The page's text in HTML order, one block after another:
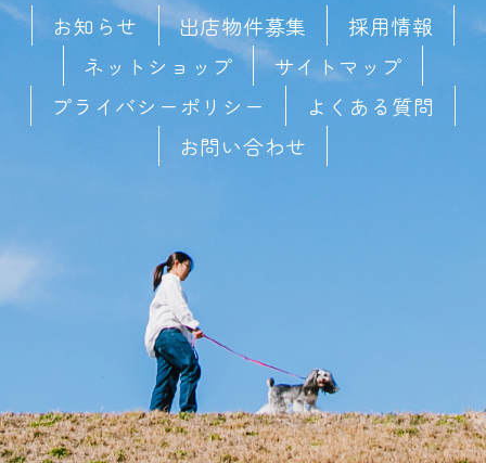
お知らせ 出店物件募集
採用情報
ネットショップ
サイトマップ
プライバシーポリシー
よくある質問
お問い合わせ